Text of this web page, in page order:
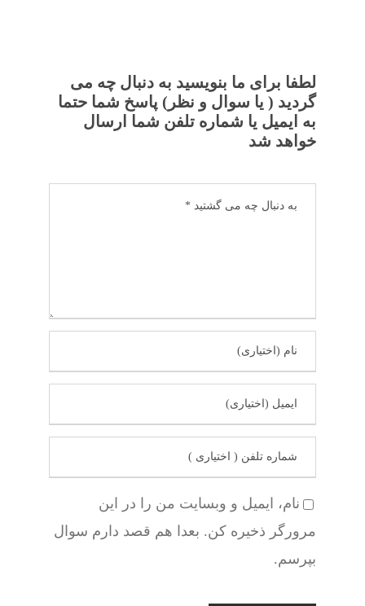
لطفا برای ما بنویسید به دنبال چه می
گردید ( یا سوال و نظر) پاسخ شما حتما
به ایمیل یا شماره تلفن شما ارسال
خواهد شد
نام، ایمیل و وبسایت من را در این
مرورگر ذخیره کن. بعدا هم قصد دارم سوال
بپرسم.